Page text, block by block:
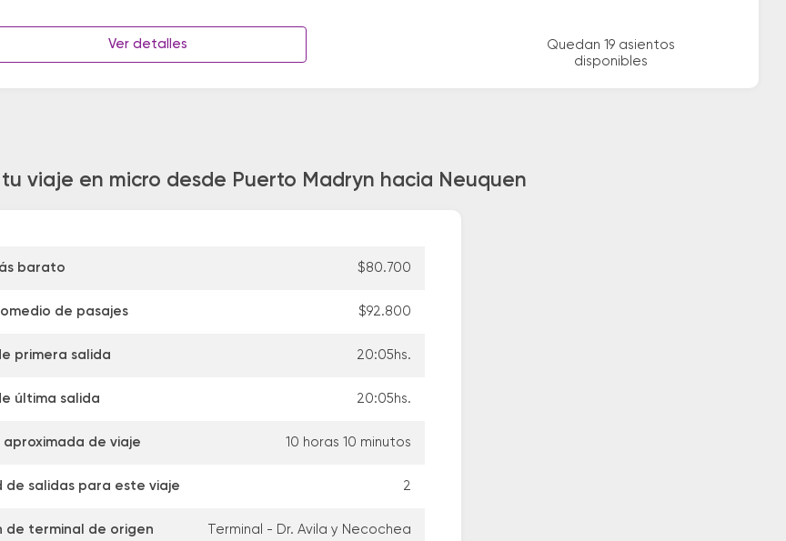
Ver detalles
Quedan 19 asientos
disponibles
tu viaje en micro desde Puerto Madryn hacia Neuquen
barato $80.700
de pasajes $92.800
primera salida 20:05hs.
última salida 20:05hs.
aproximada de viaje 10 horas 10 minutos
de salidas para este viaje 2
de terminal de origen Terminal - Dr. Avila y Necochea